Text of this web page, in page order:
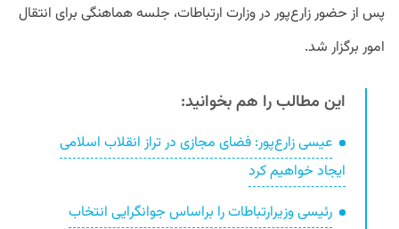
پس از حضور زارع‌پور در وزارت ارتباطات، جلسه هماهنگی برای انتقال
امور برگزار شد.
این مطالب را هم بخوانید:
عیسی زارع‌پور: فضای مجازی در تراز انقلاب اسلامی
ایجاد خواهیم کرد
رئیسی وزیرارتباطات را براساس جوانگرایی انتخاب